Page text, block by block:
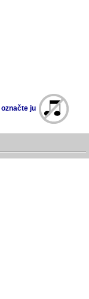
označte ju